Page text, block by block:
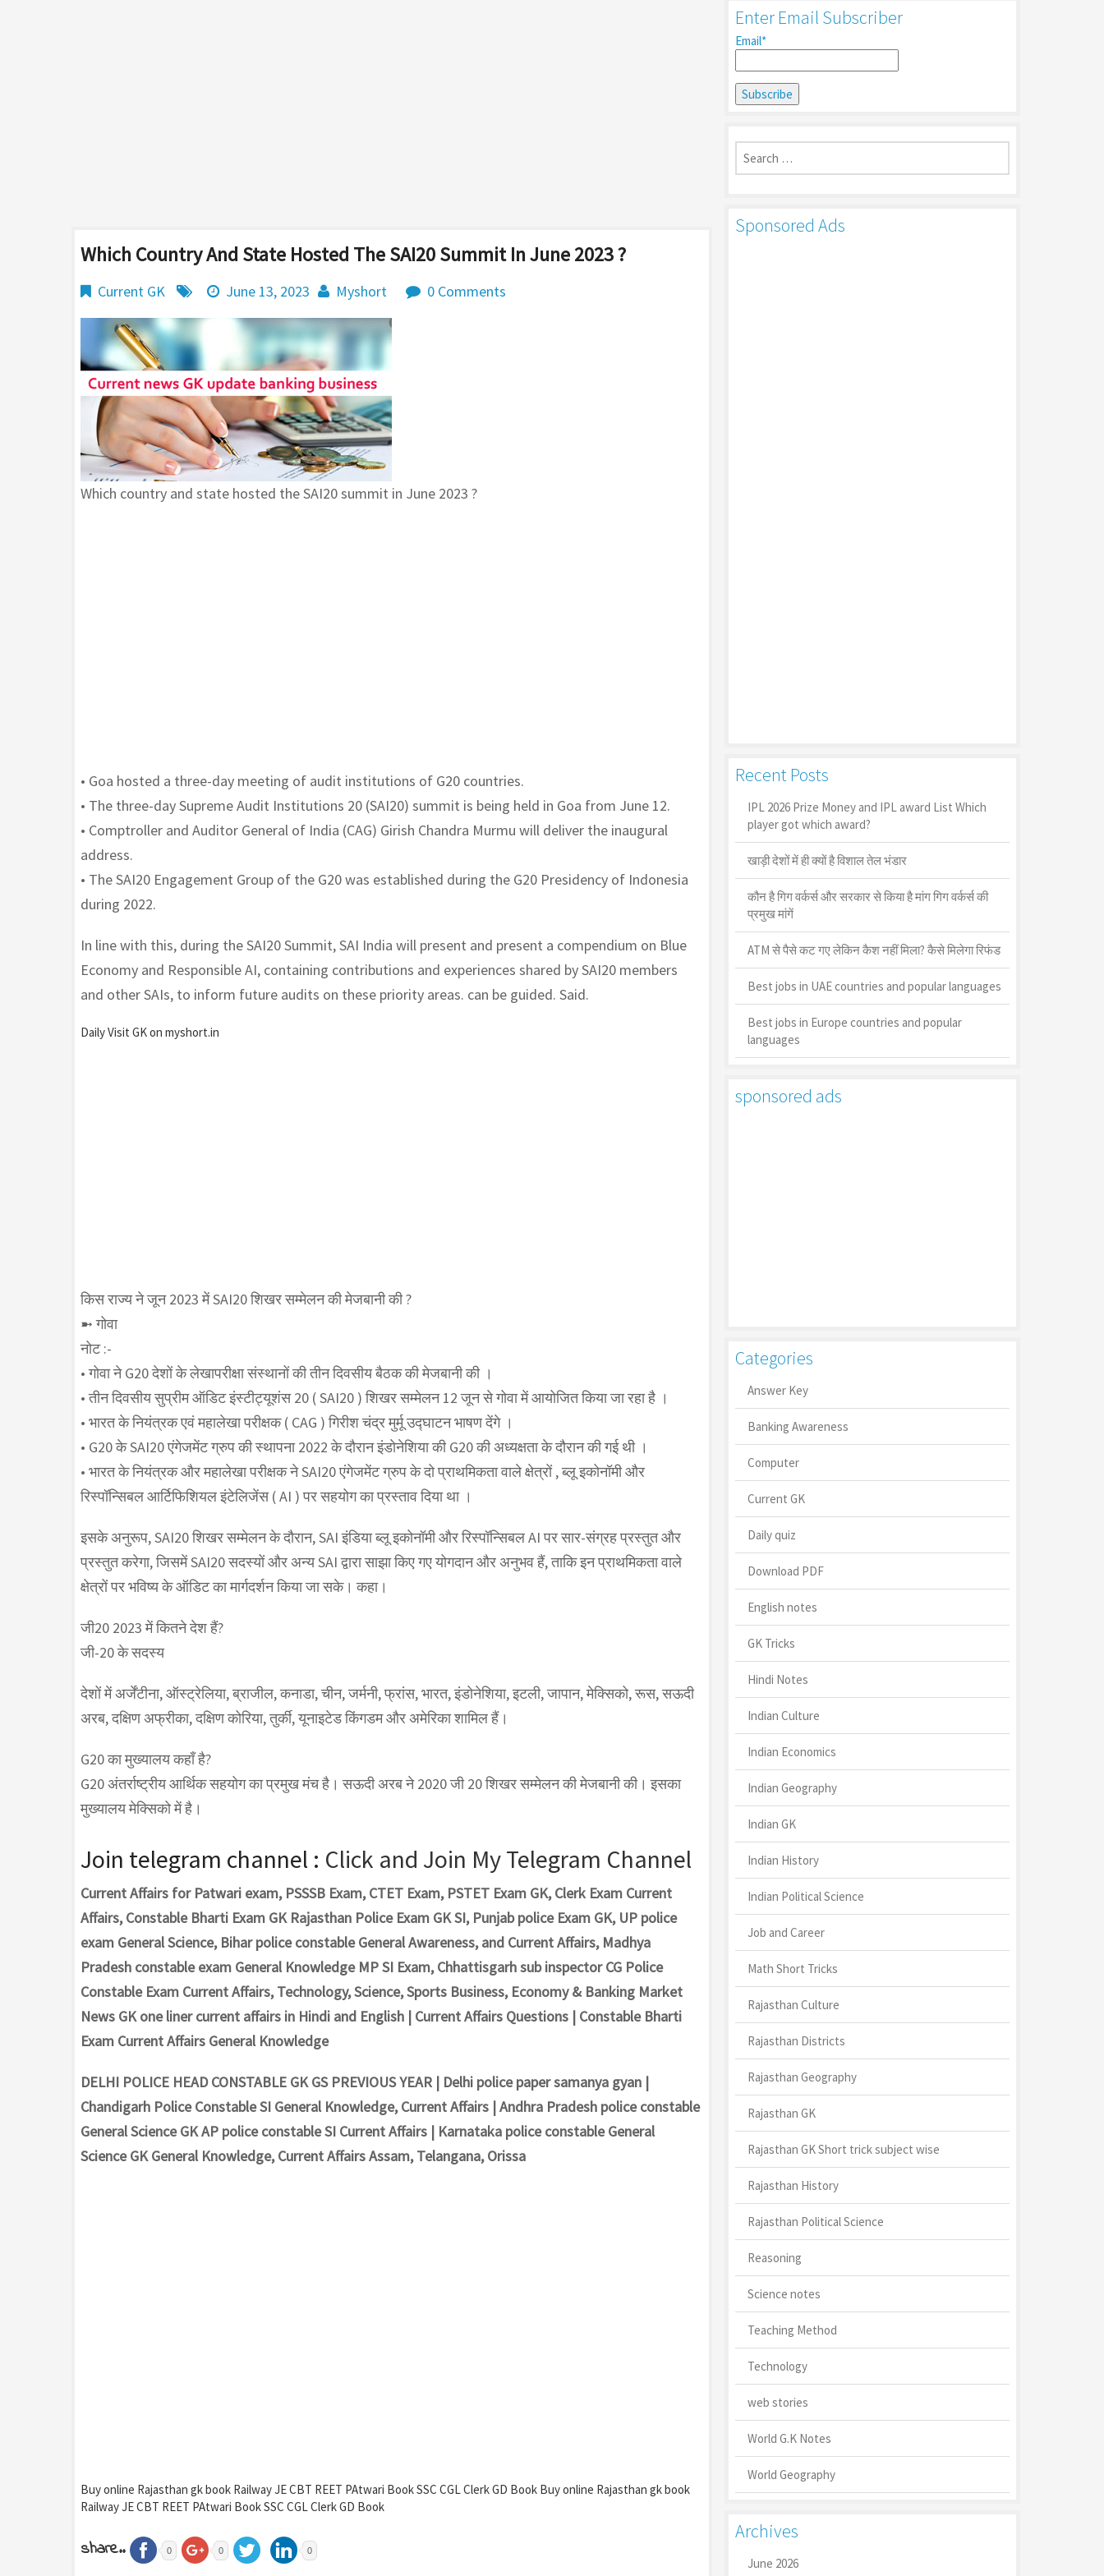
Which Country And State Hosted The SAI20 Summit In June 2023 ?
Current GK June 13, 2023 Myshort 0 Comments
Which country and state hosted the SAI20 summit in June 2023 ?
• Goa hosted a three-day meeting of audit institutions of G20 countries.
• The three-day Supreme Audit Institutions 20 (SAI20) summit is being held in Goa from June 12.
• Comptroller and Auditor General of India (CAG) Girish Chandra Murmu will deliver the inaugural
address.
• The SAI20 Engagement Group of the G20 was established during the G20 Presidency of Indonesia
during 2022.
In line with this, during the SAI20 Summit, SAI India will present and present a compendium on Blue
Economy and Responsible AI, containing contributions and experiences shared by SAI20 members
and other SAIs, to inform future audits on these priority areas. can be guided. Said.
Daily Visit GK on myshort.in
किस राज्य ने जून 2023 में SAI20 शिखर सम्मेलन की मेजबानी की ?
➼ गोवा
नोट :-
• गोवा ने G20 देशों के लेखापरीक्षा संस्थानों की तीन दिवसीय बैठक की मेजबानी की ।
• तीन दिवसीय सुप्रीम ऑडिट इंस्टीट्यूशंस 20 ( SAI20 ) शिखर सम्मेलन 12 जून से गोवा में आयोजित किया जा रहा है ।
• भारत के नियंत्रक एवं महालेखा परीक्षक ( CAG ) गिरीश चंद्र मुर्मू उद्घाटन भाषण देंगे ।
• G20 के SAI20 एंगेजमेंट ग्रुप की स्थापना 2022 के दौरान इंडोनेशिया की G20 की अध्यक्षता के दौरान की गई थी ।
• भारत के नियंत्रक और महालेखा परीक्षक ने SAI20 एंगेजमेंट ग्रुप के दो प्राथमिकता वाले क्षेत्रों , ब्लू इकोनॉमी और
रिस्पॉन्सिबल आर्टिफिशियल इंटेलिजेंस ( AI ) पर सहयोग का प्रस्ताव दिया था ।
इसके अनुरूप, SAI20 शिखर सम्मेलन के दौरान, SAI इंडिया ब्लू इकोनॉमी और रिस्पॉन्सिबल AI पर सार-संग्रह प्रस्तुत और
प्रस्तुत करेगा, जिसमें SAI20 सदस्यों और अन्य SAI द्वारा साझा किए गए योगदान और अनुभव हैं, ताकि इन प्राथमिकता वाले
क्षेत्रों पर भविष्य के ऑडिट का मार्गदर्शन किया जा सके। कहा।
जी20 2023 में कितने देश हैं?
जी-20 के सदस्य
देशों में अर्जेंटीना, ऑस्ट्रेलिया, ब्राजील, कनाडा, चीन, जर्मनी, फ्रांस, भारत, इंडोनेशिया, इटली, जापान, मेक्सिको, रूस, सऊदी
अरब, दक्षिण अफ्रीका, दक्षिण कोरिया, तुर्की, यूनाइटेड किंगडम और अमेरिका शामिल हैं।
G20 का मुख्यालय कहाँ है?
G20 अंतर्राष्ट्रीय आर्थिक सहयोग का प्रमुख मंच है। सऊदी अरब ने 2020 जी 20 शिखर सम्मेलन की मेजबानी की। इसका
मुख्यालय मेक्सिको में है।
Join telegram channel : Click and Join My Telegram Channel
Current Affairs for Patwari exam, PSSSB Exam, CTET Exam, PSTET Exam GK, Clerk Exam Current
Affairs, Constable Bharti Exam GK Rajasthan Police Exam GK SI, Punjab police Exam GK, UP police
exam General Science, Bihar police constable General Awareness, and Current Affairs, Madhya
Pradesh constable exam General Knowledge MP SI Exam, Chhattisgarh sub inspector CG Police
Constable Exam Current Affairs, Technology, Science, Sports Business, Economy & Banking Market
News GK one liner current affairs in Hindi and English | Current Affairs Questions | Constable Bharti
Exam Current Affairs General Knowledge
DELHI POLICE HEAD CONSTABLE GK GS PREVIOUS YEAR | Delhi police paper samanya gyan |
Chandigarh Police Constable SI General Knowledge, Current Affairs | Andhra Pradesh police constable
General Science GK AP police constable SI Current Affairs | Karnataka police constable General
Science GK General Knowledge, Current Affairs Assam, Telangana, Orissa
Buy online Rajasthan gk book Railway JE CBT REET PAtwari Book SSC CGL Clerk GD Book Buy online Rajasthan gk book
Railway JE CBT REET PAtwari Book SSC CGL Clerk GD Book
share.. 0 0 0
Enter Email Subscriber
Email*
Search
for:
Sponsored Ads
Recent Posts
IPL 2026 Prize Money and IPL award List Which
player got which award?
खाड़ी देशों में ही क्यों है व‍िशाल तेल भंडार
कौन है गिग वर्कर्स और सरकार से किया है मांग गिग वर्कर्स की
प्रमुख मांगें
ATM से पैसे कट गए लेकिन कैश नहीं मिला? कैसे मिलेगा रिफंड
Best jobs in UAE countries and popular languages
Best jobs in Europe countries and popular
languages
sponsored ads
Categories
Answer Key
Banking Awareness
Computer
Current GK
Daily quiz
Download PDF
English notes
GK Tricks
Hindi Notes
Indian Culture
Indian Economics
Indian Geography
Indian GK
Indian History
Indian Political Science
Job and Career
Math Short Tricks
Rajasthan Culture
Rajasthan Districts
Rajasthan Geography
Rajasthan GK
Rajasthan GK Short trick subject wise
Rajasthan History
Rajasthan Political Science
Reasoning
Science notes
Teaching Method
Technology
web stories
World G.K Notes
World Geography
Archives
June 2026